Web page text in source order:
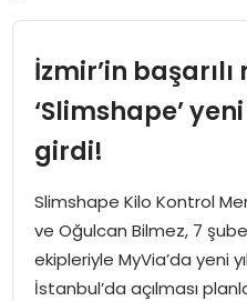
EKONOMI
SPOR
TEKNOLOJI
İzmir’in başarılı
‘Slimshape’
girdi!
Slimshape Kilo Kontrol
ve Oğulcan Bilmez, 7
ekipleriyle MyVia’da yeni
İstanbul’da açılması